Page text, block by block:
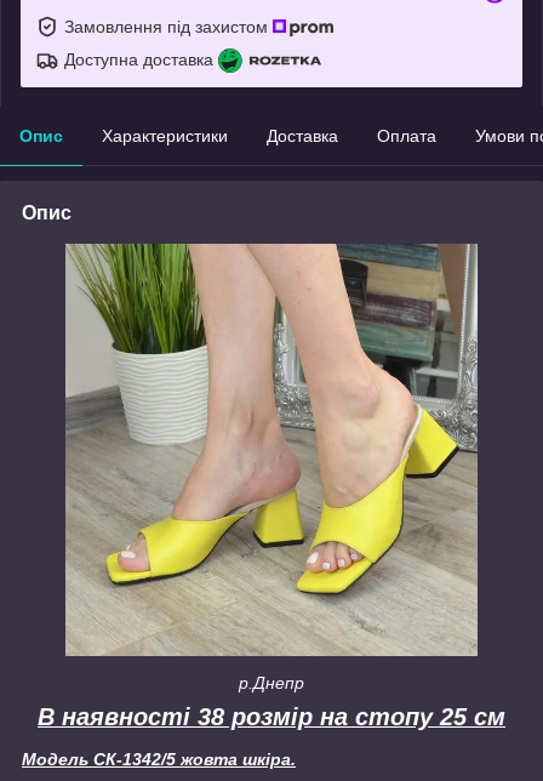
Замовлення під захистом
Доступна доставка
Опис Характеристики Доставка Оплата Умови
Опис
р.Днепр
В наявності 38 розмір на стопу 25 см
Модель СК-1342/5 жовта шкіра.